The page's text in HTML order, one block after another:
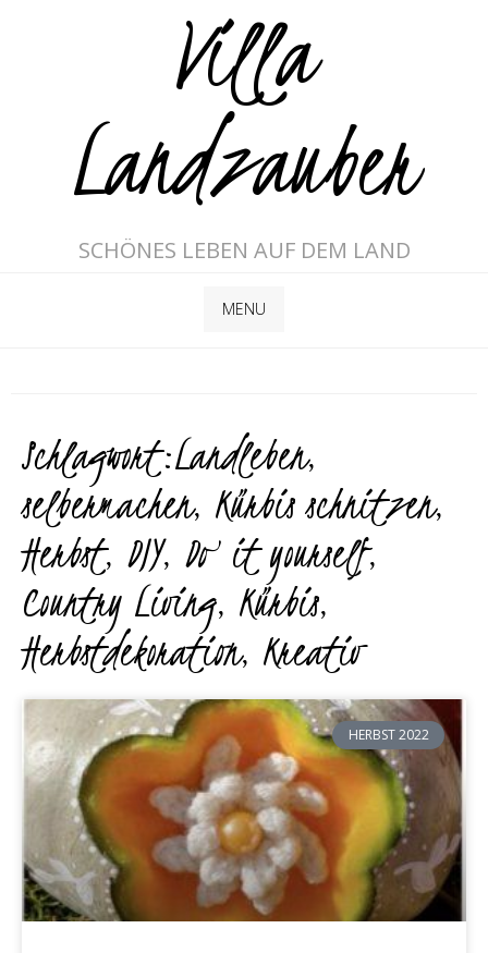
Villa
Landzauber
SCHÖNES LEBEN AUF DEM LAND
MENU
Schlagwort:Landleben,
selbermachen, Kürbis schnitzen,
Herbst, DIY, Do it yourself,
Country Living, Kürbis,
Herbstdekoration, Kreativ
HERBST 2022